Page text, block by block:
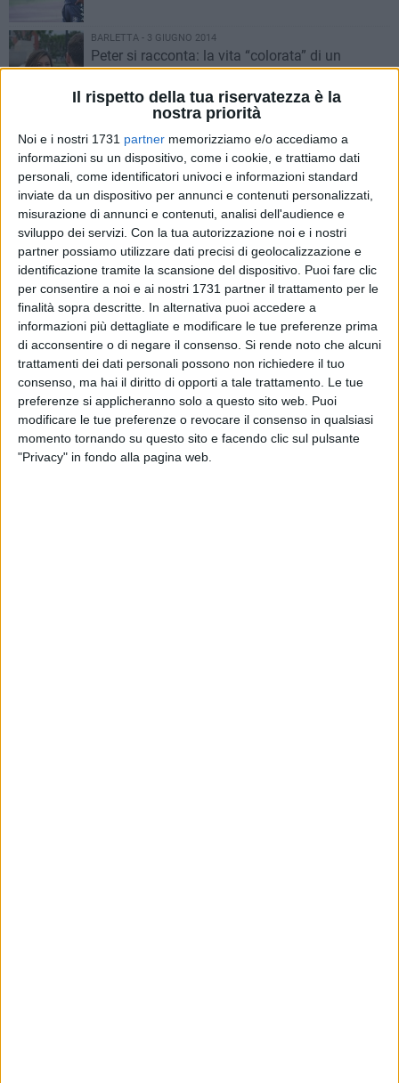
Il rispetto della tua riservatezza è la
nostra priorità
Noi e i nostri 1731 partner memorizziamo e/o accediamo a
informazioni su un dispositivo, come i cookie, e trattiamo dati
personali, come identificatori univoci e informazioni standard
inviate da un dispositivo per annunci e contenuti personalizzati,
misurazione di annunci e contenuti, analisi dell'audience e
sviluppo dei servizi. Con la tua autorizzazione noi e i nostri
partner possiamo utilizzare dati precisi di geolocalizzazione e
identificazione tramite la scansione del dispositivo. Puoi fare clic
per consentire a noi e ai nostri 1731 partner il trattamento per le
finalità sopra descritte. In alternativa puoi accedere a
informazioni più dettagliate e modificare le tue preferenze prima
di acconsentire o di negare il consenso. Si rende noto che alcuni
trattamenti dei dati personali possono non richiedere il tuo
consenso, ma hai il diritto di opporti a tale trattamento. Le tue
preferenze si applicheranno solo a questo sito web. Puoi
modificare le tue preferenze o revocare il consenso in qualsiasi
momento tornando su questo sito e facendo clic sul pulsante
"Privacy" in fondo alla pagina web.
BARLETTA - 3 GIUGNO 2014
Peter si racconta: la vita “colorata” di un
omosessuale a Barletta
BARLETTA - 31 MAGGIO 2014
«Cosa succede su via Foggia? Perché le
sirene?», è solo un'esercitazione
BARLETTA - 31 MAGGIO 2014
E la poesia salì al cielo: si è spento Francesco
Balestrucci
BARLETTA - 29 MAGGIO 2014
Piazza Marina apre le porte per l'estate
BARLETTA - 29 MAGGIO 2014
Mettete (e mettiamo) fine a questo degrado
BARLETTA - 27 MAGGIO 2014
La legalità non è solo un argomento da